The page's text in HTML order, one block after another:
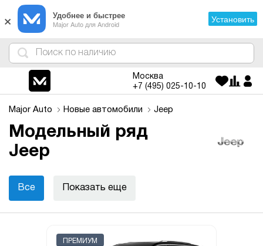
4
1
3
2
Москва
+7 (495) 025-10-10
Major Auto Новые автомобили Jeep
Модельный ряд
Jeep
Все Показать еще
ПРЕМИУМ
× Удобнее и быстрее
Major Auto для Android Установить